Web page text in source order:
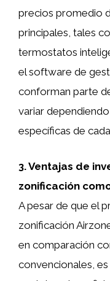
precios promedio
principales, tales
termostatos
el software de
conforman parte
variar
específicas de
3. Ventajas de
zonificación
A pesar de que el
zonificación
en comparación
convencionales,